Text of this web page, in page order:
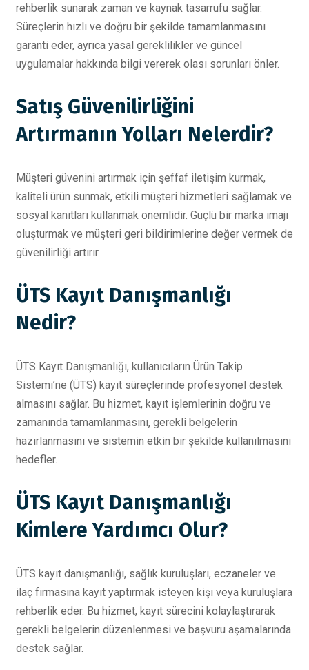
rehberlik sunarak zaman ve kaynak tasarrufu sağlar.
Süreçlerin hızlı ve doğru bir şekilde tamamlanmasını
garanti eder, ayrıca yasal gereklilikler ve güncel
uygulamalar hakkında bilgi vererek olası sorunları önler.
Satış Güvenilirliğini
Artırmanın Yolları Nelerdir?
Müşteri güvenini artırmak için şeffaf iletişim kurmak,
kaliteli ürün sunmak, etkili müşteri hizmetleri sağlamak ve
sosyal kanıtları kullanmak önemlidir. Güçlü bir marka imajı
oluşturmak ve müşteri geri bildirimlerine değer vermek de
güvenilirliği artırır.
ÜTS Kayıt Danışmanlığı
Nedir?
ÜTS Kayıt Danışmanlığı, kullanıcıların Ürün Takip
Sistemi’ne (ÜTS) kayıt süreçlerinde profesyonel destek
almasını sağlar. Bu hizmet, kayıt işlemlerinin doğru ve
zamanında tamamlanmasını, gerekli belgelerin
hazırlanmasını ve sistemin etkin bir şekilde kullanılmasını
hedefler.
ÜTS Kayıt Danışmanlığı
Kimlere Yardımcı Olur?
ÜTS kayıt danışmanlığı, sağlık kuruluşları, eczaneler ve
ilaç firmasına kayıt yaptırmak isteyen kişi veya kuruluşlara
rehberlik eder. Bu hizmet, kayıt sürecini kolaylaştırarak
gerekli belgelerin düzenlenmesi ve başvuru aşamalarında
destek sağlar.